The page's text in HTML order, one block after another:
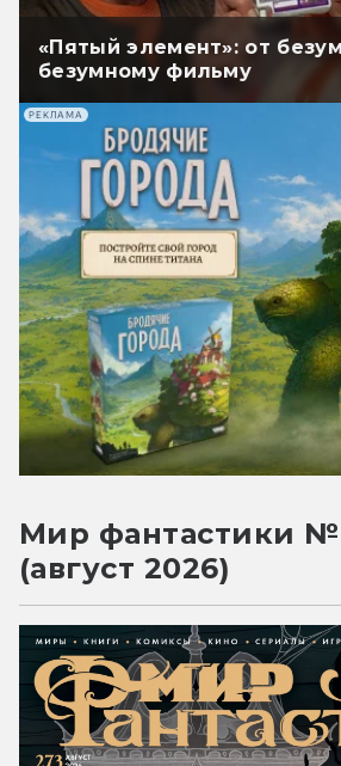
«Пятый элемент»: от
безумному фильму
РЕКЛАМА
Мир фантастики №
(август 2026)